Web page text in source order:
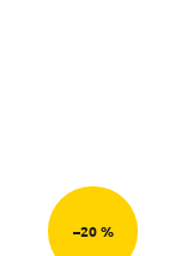
–20 %